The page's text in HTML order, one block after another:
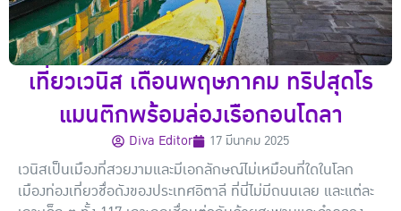
เที่ยวเวนิส เดือนพฤษภาคม ทริปสุดโร
แมนติกพร้อมล่องเรือกอนโดลา
Diva Editor 17 มีนาคม 2025
เวนิสเป็นเมืองที่สวยงามและมีเอกลักษณ์ไม่เหมือนที่ใดในโลก
เมืองท่องเที่ยวชื่อดังของประเทศอิตาลี ที่นี่ไม่มีถนนเลย และแต่ละ